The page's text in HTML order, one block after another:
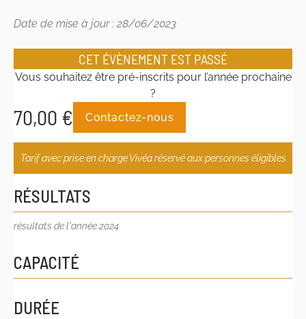
Date de mise à jour : 28/06/2023
CET ÉVÈNEMENT EST PASSÉ
Vous souhaitez être pré-inscrits pour l’année prochaine
?
70,00 € Contactez-nous
Tarif avec prise en charge Vivéa réservé aux personnes éligibles
RÉSULTATS
résultats de l'année 2024
CAPACITÉ
DURÉE